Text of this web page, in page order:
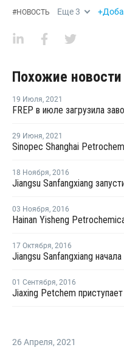
#НОВОСТЬ Еще3
Похожие новости
19 Июля, 2021
29 Июня, 2021
18 Ноября, 2016
03 Ноября, 2016
17 Октября, 2016
Jiangsu Sanfangxiang
01 Сентября, 2016
26 Апреля, 2021